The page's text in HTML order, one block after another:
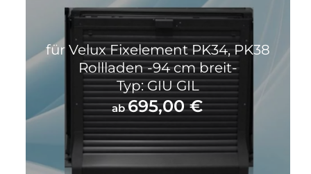
für Velux Fixelement PK34, PK38
Rollladen -94 cm breit-
Typ: GIU GIL
ab695,00€